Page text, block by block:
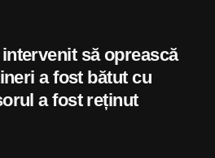
să oprească
a fost bătut cu
a fost reținut